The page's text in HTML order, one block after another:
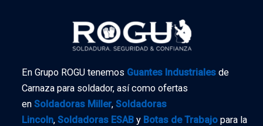
En Grupo ROGU tenemos Guantes Industrialesde
Carnaza para soldador, así como ofertas
en Soldadoras Miller, Soldadoras
Lincoln, Soldadoras ESABy Botas de Trabajo para la